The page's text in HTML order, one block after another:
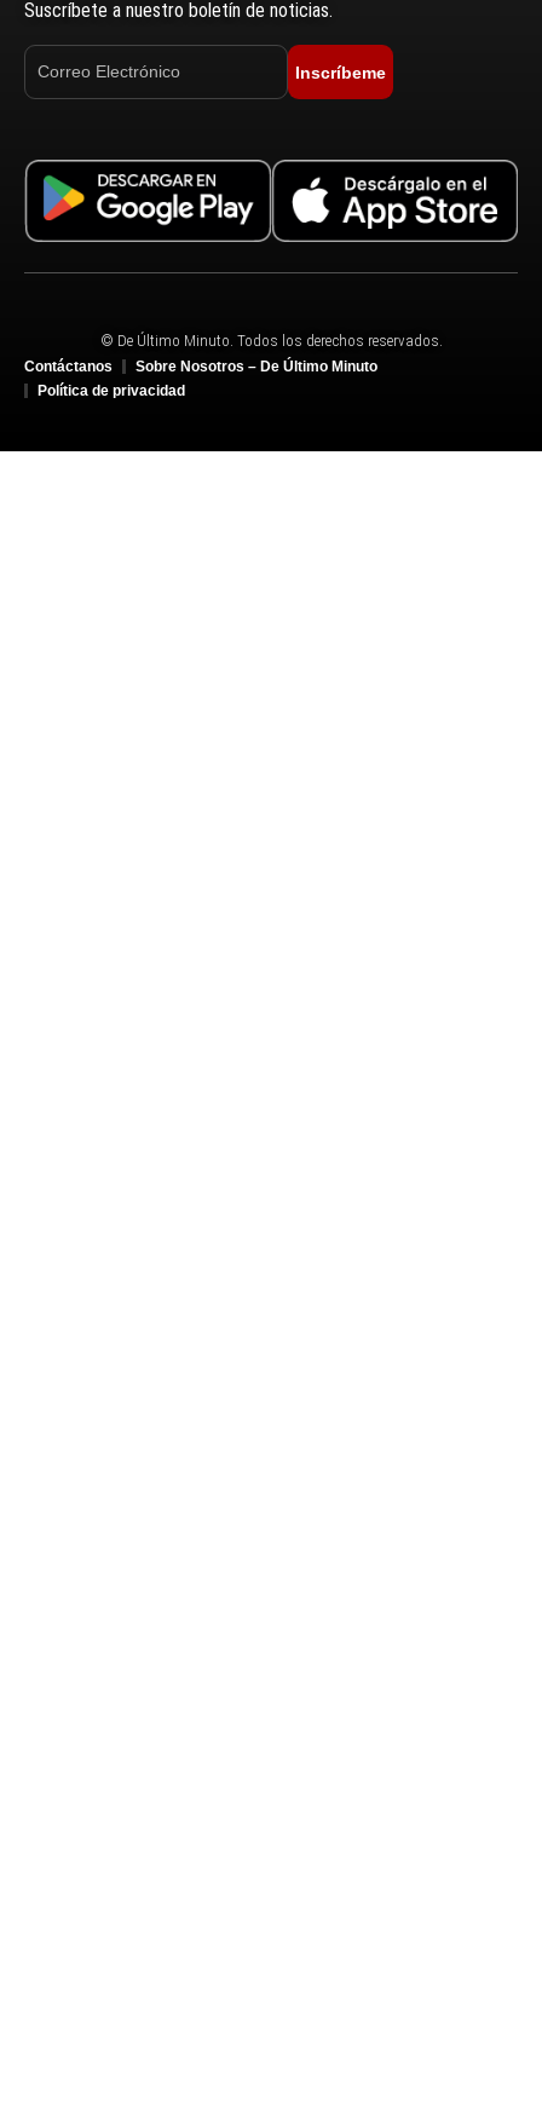
Suscríbete a nuestro boletín de noticias.
Inscríbeme
© De Último Minuto. Todos los derechos reservados.
Contáctanos
Sobre Nosotros – De Último Minuto
Política de privacidad